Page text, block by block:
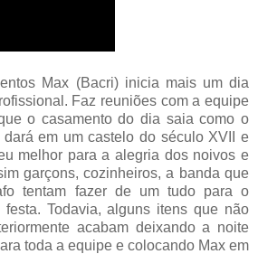
Max (Bacri) inicia mais um dia
Faz reuniões com a equipe
o casamento do dia saia como o
em um castelo do século XVII e
melhor para a alegria dos noivos e
garçons, cozinheiros, a banda que
tentam fazer de um tudo para o
Todavia, alguns itens que não
acabam deixando a noite
toda a equipe e colocando Max em